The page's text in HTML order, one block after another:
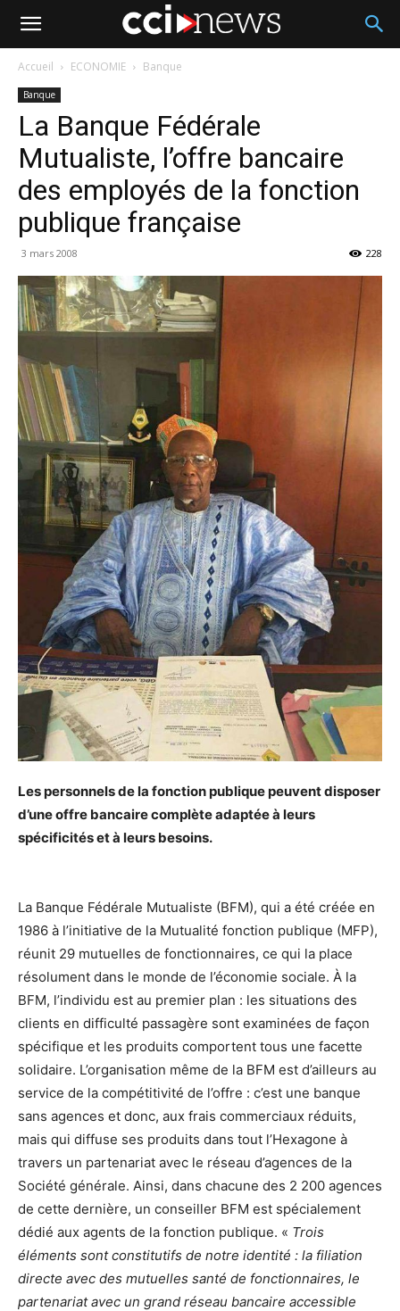
Accueil ECONOMIE Banque
Banque
La Banque Fédérale
Mutualiste, l’offre bancaire
des employés de la fonction
publique française
3 mars 2008 228
Les personnels de la fonction publique peuvent disposer
d’une offre bancaire complète adaptée à leurs
spécificités et à leurs besoins.
La Banque Fédérale Mutualiste (BFM), qui a été créée en
1986 à l’initiative de la Mutualité fonction publique (MFP),
réunit 29 mutuelles de fonctionnaires, ce qui la place
résolument dans le monde de l’économie sociale. À la
BFM, l’individu est au premier plan : les situations des
clients en difficulté passagère sont examinées de façon
spécifique et les produits comportent tous une facette
solidaire. L’organisation même de la BFM est d’ailleurs au
service de la compétitivité de l’offre : c’est une banque
sans agences et donc, aux frais commerciaux réduits,
mais qui diffuse ses produits dans tout l’Hexagone à
travers un partenariat avec le réseau d’agences de la
Société générale. Ainsi, dans chacune des 2 200 agences
de cette dernière, un conseiller BFM est spécialement
dédié aux agents de la fonction publique. « Trois
éléments sont constitutifs de notre identité : la filiation
directe avec des mutuelles santé de fonctionnaires, le
partenariat avec un grand réseau bancaire accessible